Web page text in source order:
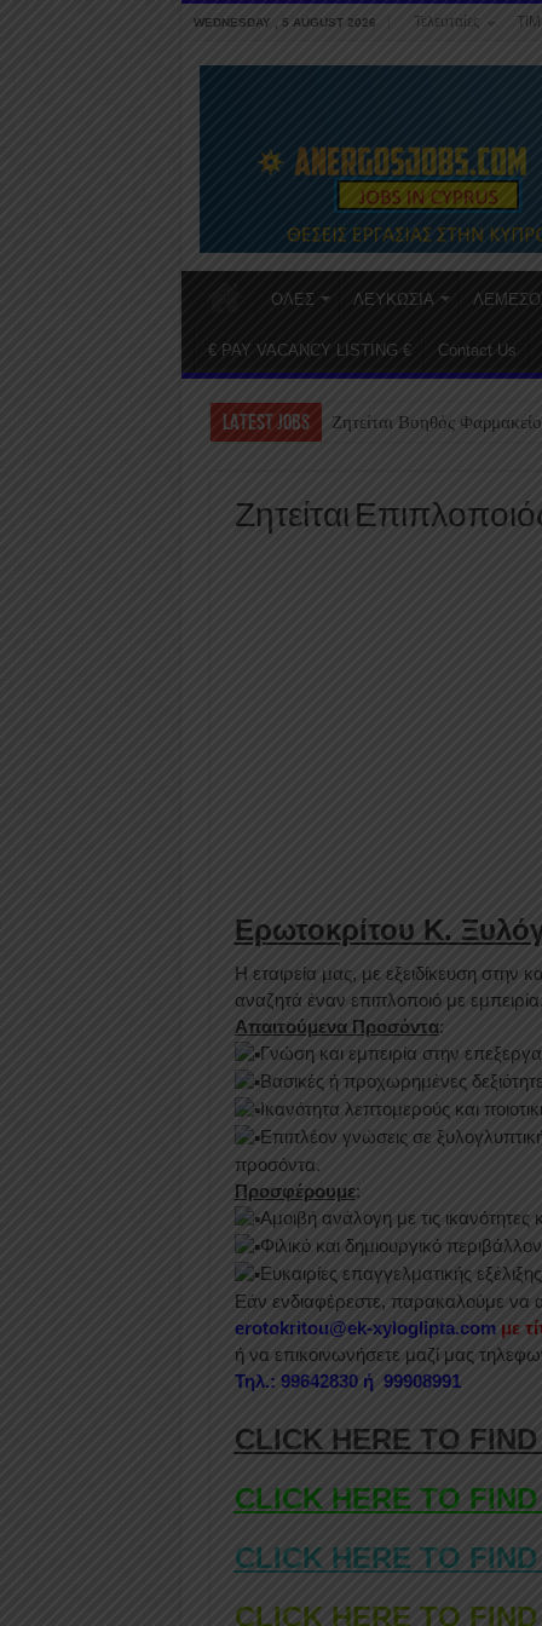
WEDNESDAY , 5 AUGUST 2026 Τελευταίες
ΟΛΕΣ ΛΕΥΚΩΣΙΑ
€ PAY VACANCY LISTING € Contact Us
LATEST JOBS Ζητείται Βοηθός
Ζητείται
Ερωτοκρίτου Κ.
Η εταιρεία μας, με εξειδίκευση
αναζητά έναν επιπλοποιό με
Απαιτούμενα Προσόντα:
Γνώση και εμπειρία στην
Βασικές ή προχωρημένες
Ικανότητα λεπτομερούς και
Επιπλέον γνώσεις σε
προσόντα.
Προσφέρουμε:
Αμοιβή ανάλογη με τις ικανότητες
Φιλικό και δημιουργικό
Ευκαιρίες επαγγελματικής
Εάν ενδιαφέρεστε, παρακαλούμε να
erotokritou@ek-xyloglipta.com με
ή να επικοινωνήσετε μαζί μας
Τηλ.: 99642830 ή 99908991
CLICK HERE TO
CLICK HERE TO
CLICK HERE TO
CLICK HERE TO